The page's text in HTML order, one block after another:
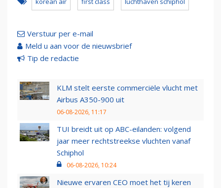
Verstuur per e-mail
Meld u aan voor de nieuwsbrief
Tip de redactie
KLM stelt eerste commerciële vlucht met
Airbus A350-900 uit
06-08-2026, 11:17
TUI breidt uit op ABC-eilanden: volgend
jaar meer rechtstreekse vluchten vanaf
Schiphol
06-08-2026, 10:24
Nieuwe ervaren CEO moet het tij keren